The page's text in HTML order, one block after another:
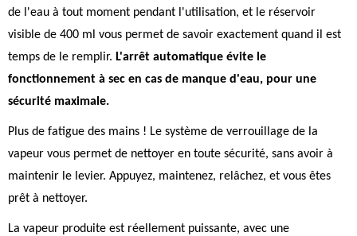
de l'eau à tout moment pendant l'utilisation, et le réservoir
visible de 400 ml vous permet de savoir exactement quand il est
temps de le remplir. L'arrêt automatique évite le
fonctionnement à sec en cas de manque d'eau, pour une
sécurité maximale.
Plus de fatigue des mains ! Le système de verrouillage de la
vapeur vous permet de nettoyer en toute sécurité, sans avoir à
maintenir le levier. Appuyez, maintenez, relâchez, et vous êtes
prêt à nettoyer.
La vapeur produite est réellement puissante, avec une